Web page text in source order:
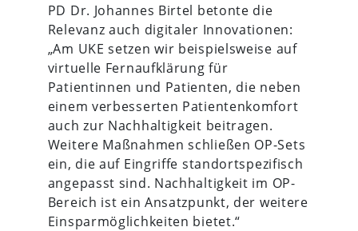
PD Dr. Johannes Birtel betonte die
Relevanz auch digitaler Innovationen:
„Am UKE setzen wir beispielsweise auf
virtuelle Fernaufklärung für
Patientinnen und Patienten, die neben
einem verbesserten Patientenkomfort
auch zur Nachhaltigkeit beitragen.
Weitere Maßnahmen schließen OP-Sets
ein, die auf Eingriffe standortspezifisch
angepasst sind. Nachhaltigkeit im OP-
Bereich ist ein Ansatzpunkt, der weitere
Einsparmöglichkeiten bietet.“